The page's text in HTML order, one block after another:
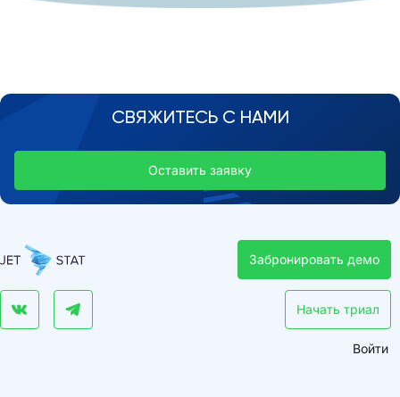
СВЯЖИТЕСЬ С НАМИ
Оставить заявку
Забронировать демо
Начать триал
Войти